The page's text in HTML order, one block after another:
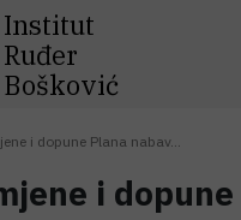
Institut
Ruđer
Bošković
i dopune Plana nabav...
i